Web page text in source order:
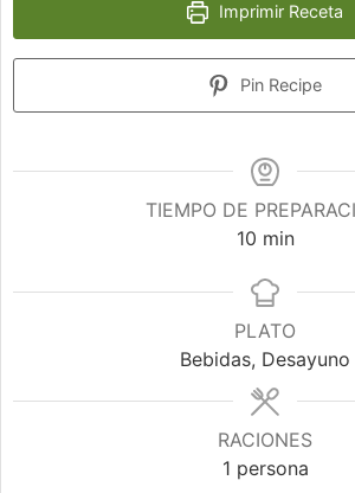
Imprimir Receta
Pin Recipe
TIEMPO DE
10minutos
min
PLATO
Bebidas, Desayuno
RACIONES
1 persona